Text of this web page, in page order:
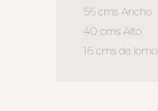
56 cms Ancho
40 cms Alto
16 cms de lomo